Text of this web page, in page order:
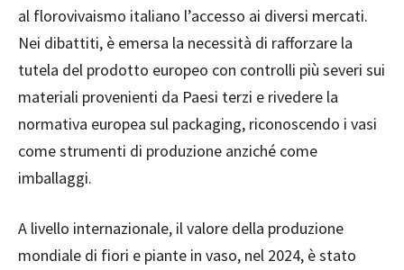
al florovivaismo italiano l’accesso ai diversi mercati.
Nei dibattiti, è emersa la necessità di rafforzare la
tutela del prodotto europeo con controlli più severi sui
materiali provenienti da Paesi terzi e rivedere la
normativa europea sul packaging, riconoscendo i vasi
come strumenti di produzione anziché come
imballaggi.
A livello internazionale, il valore della produzione
mondiale di fiori e piante in vaso, nel 2024, è stato